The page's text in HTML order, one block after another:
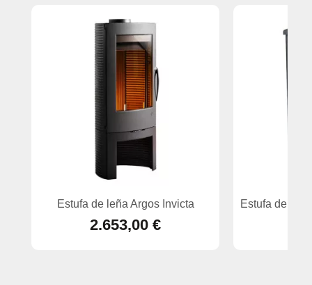
Estufa de leña Argos Invicta
2.653,00 €
Estufa de